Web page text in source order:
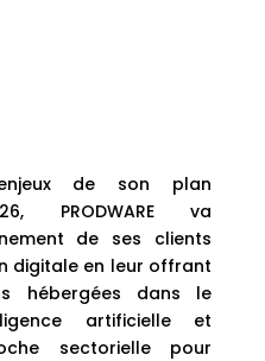
de son plan
PRODWARE va
de ses clients
digitale en leur offrant
hébergées dans le
artificielle et
sectorielle pour